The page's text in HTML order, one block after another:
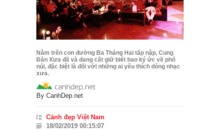
Nằm trên con đường Ba Tháng Hai tấp nập, Cung
Đàn Xưa đã và đang cất giữ biết bao ký ức về phố
núi, đặc biệt là đối với những ai yêu thích dòng nhạc
xưa.
By CanhDep.net
Cảnh đẹp Việt Nam
18/02/2019 00:15:07